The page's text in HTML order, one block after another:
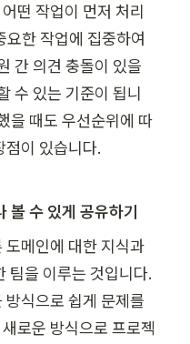
떤 작업이 먼저 처리
한 작업에 집중하여
간 의견 충돌이 있을
수 있는 기준이 됩니
을 때도 우선순위에 따
점이 있습니다.
볼 수 있게 공유하기
도메인에 대한 지식과
팀을 이루는 것입니다.
식으로 쉽게 문제를
로운 방식으로 프로젝